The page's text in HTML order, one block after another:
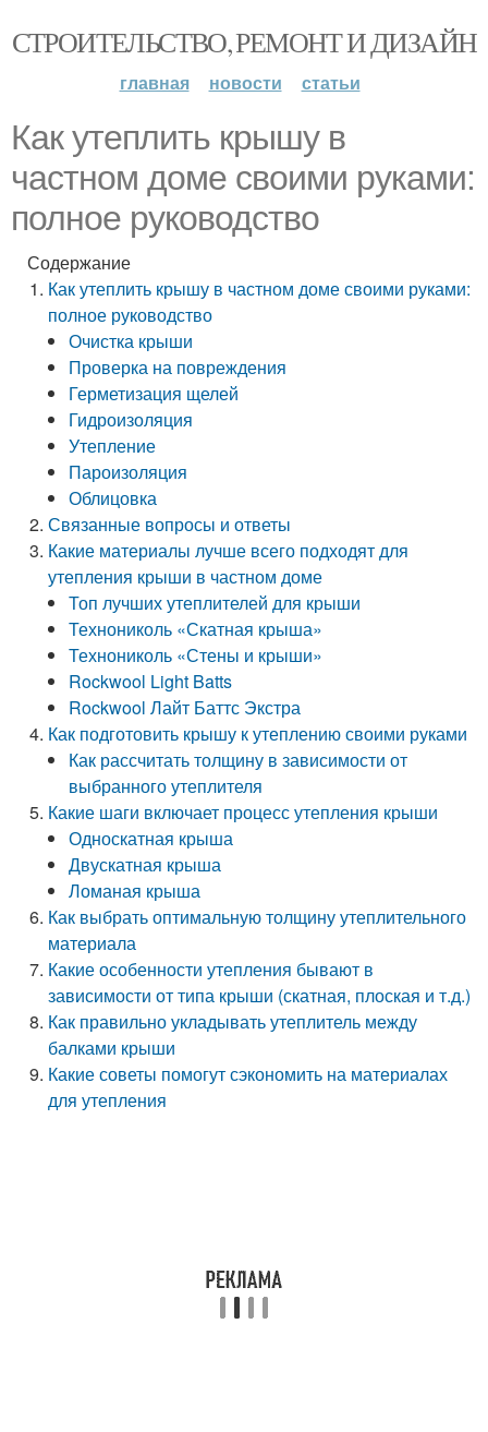
СТРОИТЕЛЬСТВО, РЕМОНТ И ДИЗАЙН
главная новости статьи
Как утеплить крышу в
частном доме своими руками:
полное руководство
Содержание
Как утеплить крышу в частном доме своими руками:
полное руководство
Очистка крыши
Проверка на повреждения
Герметизация щелей
Гидроизоляция
Утепление
Пароизоляция
Облицовка
Связанные вопросы и ответы
Какие материалы лучше всего подходят для
утепления крыши в частном доме
Топ лучших утеплителей для крыши
Технониколь «Скатная крыша»
Технониколь «Стены и крыши»
Rockwool Light Batts
Rockwool Лайт Баттс Экстра
Как подготовить крышу к утеплению своими руками
Как рассчитать толщину в зависимости от
выбранного утеплителя
Какие шаги включает процесс утепления крыши
Односкатная крыша
Двускатная крыша
Ломаная крыша
Как выбрать оптимальную толщину утеплительного
материала
Какие особенности утепления бывают в
зависимости от типа крыши (скатная, плоская и т.д.)
Как правильно укладывать утеплитель между
балками крыши
Какие советы помогут сэкономить на материалах
для утепления